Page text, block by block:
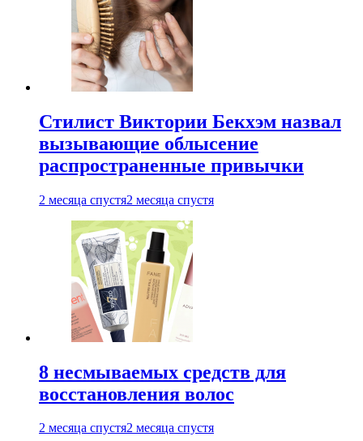
Стилист Виктории Бекхэм назвал
вызывающие облысение
распространенные привычки
2 месяца спустя2 месяца спустя
8 несмываемых средств для
восстановления волос
2 месяца спустя2 месяца спустя